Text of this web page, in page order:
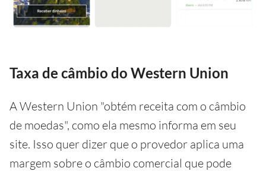
Taxa de câmbio do Western Union
A Western Union "obtém receita com o câmbio
de moedas", como ela mesmo informa em seu
site. Isso quer dizer que o provedor aplica uma
margem sobre o câmbio comercial que pode